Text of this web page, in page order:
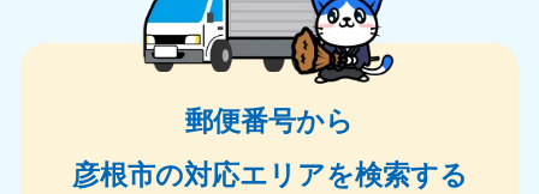
郵便番号から
彦根市の対応エリアを検索する